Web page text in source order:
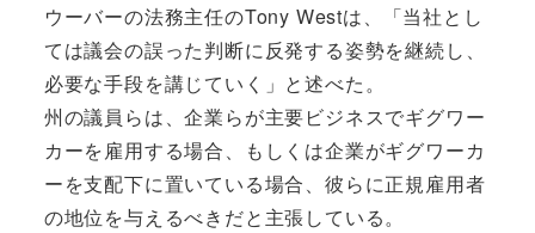
ウーバーの法務主任のTony Westは、「当社とし
ては議会の誤った判断に反発する姿勢を継続し、
必要な手段を講じていく」と述べた。
州の議員らは、企業らが主要ビジネスでギグワー
カーを雇用する場合、もしくは企業がギグワーカ
ーを支配下に置いている場合、彼らに正規雇用者
の地位を与えるべきだと主張している。